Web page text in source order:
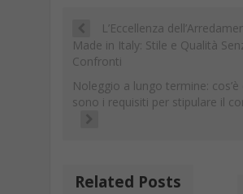
o
o
k
A
p
p
a
m n
l y
Li
n
k
di
di
L’Eccellenza
Made in Italy: Stile e Qualità
Confronti
Noleggio a lungo termine: cos’è
sono i requisiti per stipulare il
Related Posts